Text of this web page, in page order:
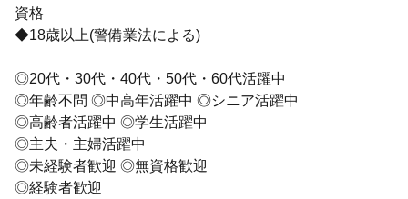
資格
◆18歳以上(警備業法による)
◎20代・30代・40代・50代・60代活躍中
◎年齢不問 ◎中高年活躍中 ◎シニア活躍中
◎高齢者活躍中 ◎学生活躍中
◎主夫・主婦活躍中
◎未経験者歓迎 ◎無資格歓迎
◎経験者歓迎